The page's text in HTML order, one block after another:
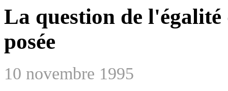
La question de l'égalité
posée
10 novembre 1995